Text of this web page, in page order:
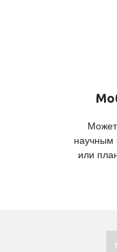
научным
или